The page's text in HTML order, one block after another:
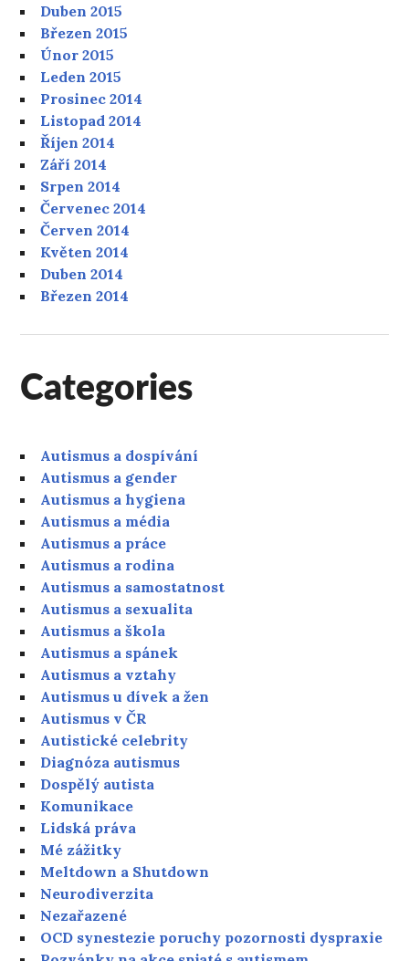
Duben 2015
Březen 2015
Únor 2015
Leden 2015
Prosinec 2014
Listopad 2014
Říjen 2014
Září 2014
Srpen 2014
Červenec 2014
Červen 2014
Květen 2014
Duben 2014
Březen 2014
Categories
Autismus a dospívání
Autismus a gender
Autismus a hygiena
Autismus a média
Autismus a práce
Autismus a rodina
Autismus a samostatnost
Autismus a sexualita
Autismus a škola
Autismus a spánek
Autismus a vztahy
Autismus u dívek a žen
Autismus v ČR
Autistické celebrity
Diagnóza autismus
Dospělý autista
Komunikace
Lidská práva
Mé zážitky
Meltdown a Shutdown
Neurodiverzita
Nezařazené
OCD synestezie poruchy pozornosti dyspraxie